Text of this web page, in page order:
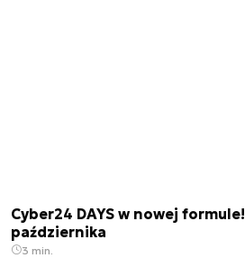
Cyber24 DAYS w nowej
października
3 min.